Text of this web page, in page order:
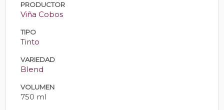
PRODUCTOR
Viña Cobos
TIPO
Tinto
VARIEDAD
Blend
VOLUMEN
750 ml